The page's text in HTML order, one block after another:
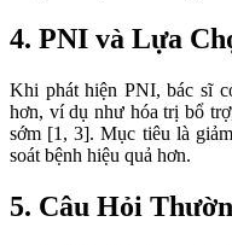
4. PNI và Lựa
Khi phát hiện PNI, bác sĩ
hơn, ví dụ như hóa trị bổ
sớm [1, 3]. Mục tiêu là
soát bệnh hiệu quả hơn.
5. Câu Hỏi